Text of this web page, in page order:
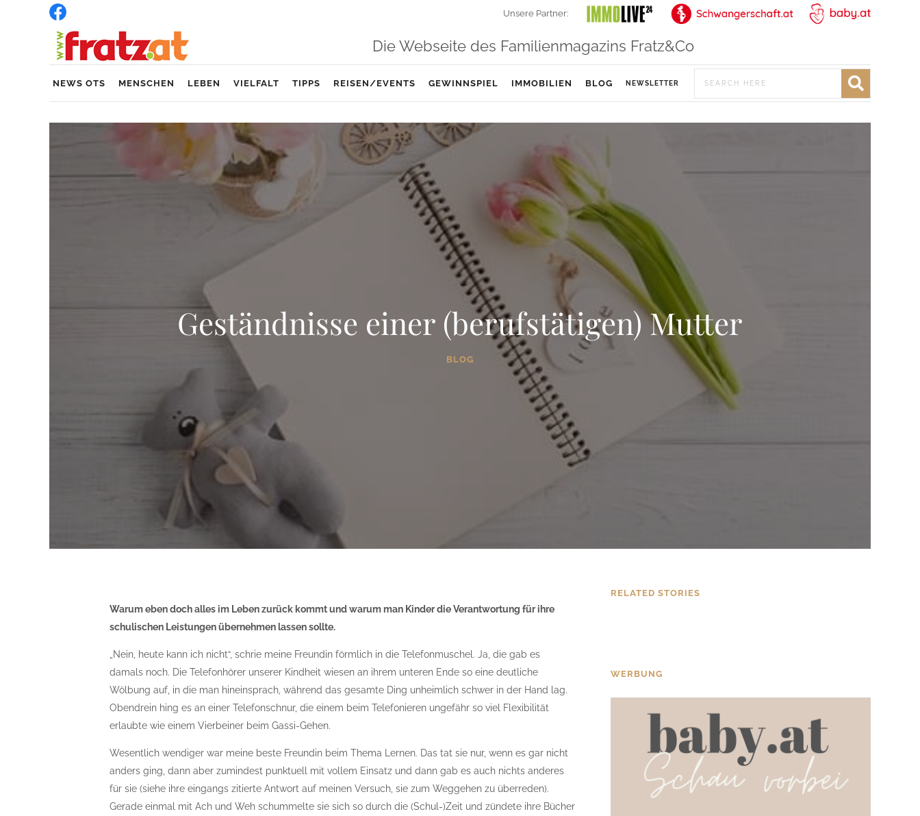
Unsere Partner:
Die Webseite des Familienmagazins Fratz&Co
NEWS OTS MENSCHEN LEBEN VIELFALT TIPPS REISEN/EVENTS GEWINNSPIEL IMMOBILIEN BLOG NEWSLETTER
Geständnisse einer (berufstätigen) Mutter
BLOG
Warum eben doch alles im Leben zurück kommt und warum man Kinder die Verantwortung für ihre
schulischen Leistungen übernehmen lassen sollte.
„Nein, heute kann ich nicht“, schrie meine Freundin förmlich in die Telefonmuschel. Ja, die gab es
damals noch. Die Telefonhörer unserer Kindheit wiesen an ihrem unteren Ende so eine deutliche
Wölbung auf, in die man hineinsprach, während das gesamte Ding unheimlich schwer in der Hand lag.
Obendrein hing es an einer Telefonschnur, die einem beim Telefonieren ungefähr so viel Flexibilität
erlaubte wie einem Vierbeiner beim Gassi-Gehen.
Wesentlich wendiger war meine beste Freundin beim Thema Lernen. Das tat sie nur, wenn es gar nicht
anders ging, dann aber zumindest punktuell mit vollem Einsatz und dann gab es auch nichts anderes
für sie (siehe ihre eingangs zitierte Antwort auf meinen Versuch, sie zum Weggehen zu überreden).
Gerade einmal mit Ach und Weh schummelte sie sich so durch die (Schul-)Zeit und zündete ihre Bücher
RELATED STORIES
WERBUNG